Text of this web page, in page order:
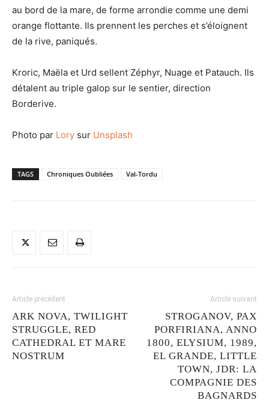
au bord de la mare, de forme arrondie comme une demi
orange flottante. Ils prennent les perches et s’éloignent
de la rive, paniqués.
Kroric, Maëla et Urd sellent Zéphyr, Nuage et Patauch. Ils
détalent au triple galop sur le sentier, direction
Borderive.
Photo par Lory sur Unsplash
TAGS Chroniques Oubliées Val-Tordu
Article précédent
ARK NOVA, TWILIGHT
STRUGGLE, RED
CATHEDRAL ET MARE
NOSTRUM
Article suivant
STROGANOV, PAX
PORFIRIANA, ANNO
1800, ELYSIUM, 1989,
EL GRANDE, LITTLE
TOWN, JDR: LA
COMPAGNIE DES
BAGNARDS